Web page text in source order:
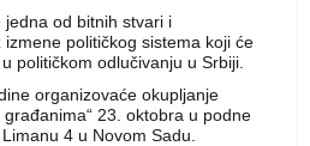
od bitnih stvari i
političkog sistema koji će
političkom odlučivanju u Srbiji.
organizovaće okupljanje
građanima“ 23. oktobra u podne
4 u Novom Sadu.